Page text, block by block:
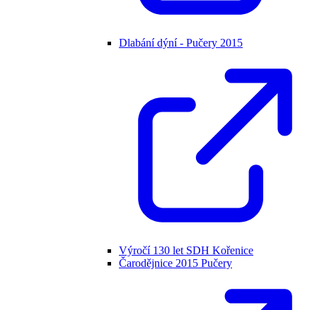
Dlabání dýní - Pučery 2015
Výročí 130 let SDH Kořenice
Čarodějnice 2015 Pučery